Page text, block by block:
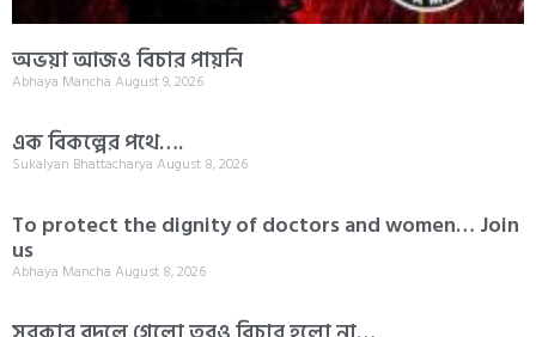
অভয়া আজও বিচার পায়নি
Abhaya Mancha August 9, 2026
এক বিকল্পের পথে….
Sukalyan Bhattacharya August 8, 2026
To protect the dignity of doctors and women… Join
us
Abhaya Mancha August 8, 2026